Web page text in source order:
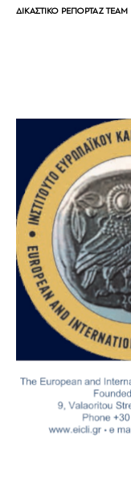
ΔΙΚΑΣΤΙΚΟ ΡΕΠΟΡΤΑΖ TEAM